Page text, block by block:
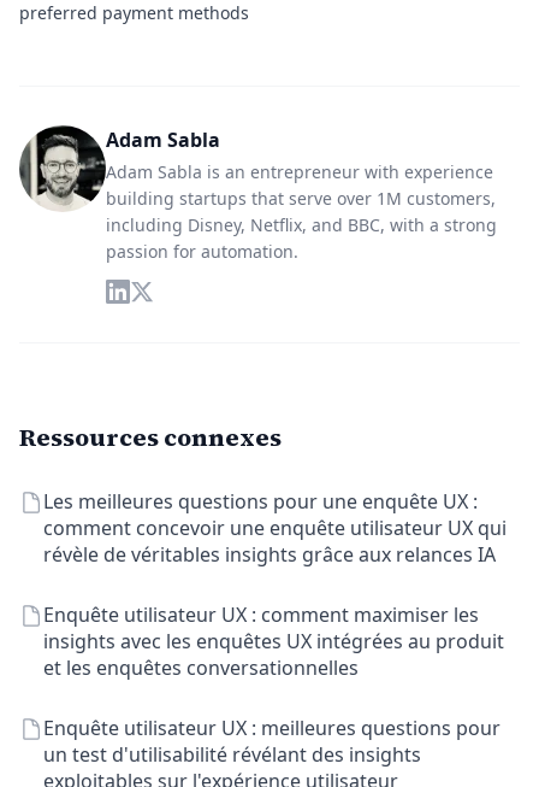
preferred payment methods
Adam Sabla
Adam Sabla is an entrepreneur with experience
building startups that serve over 1M customers,
including Disney, Netflix, and BBC, with a strong
passion for automation.
Ressources connexes
Les meilleures questions pour une enquête UX :
comment concevoir une enquête utilisateur UX qui
révèle de véritables insights grâce aux relances IA
Enquête utilisateur UX : comment maximiser les
insights avec les enquêtes UX intégrées au produit
et les enquêtes conversationnelles
Enquête utilisateur UX : meilleures questions pour
un test d'utilisabilité révélant des insights
exploitables sur l'expérience utilisateur